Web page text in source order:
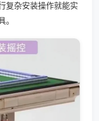
复杂安装操作就能实